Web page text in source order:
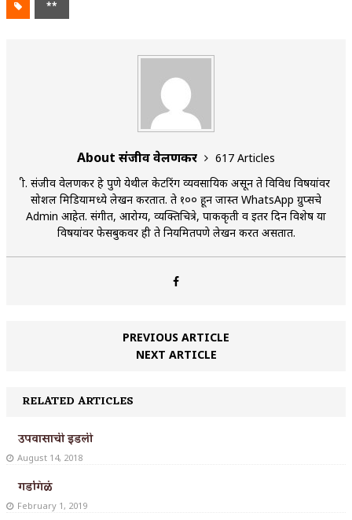
**
About संजीव वेलणकर
617 Articles
श्री. संजीव वेलणकर हे पुणे येथील केटरिंग व्यवसायिक असून ते विविध विषयांवर
सोशल मिडियामध्ये लेखन करतात. ते १०० हून जास्त WhatsApp ग्रुप्सचे
Admin आहेत. संगीत, आरोग्य, व्यक्तिचित्रे, पाककृती व इतर दिन विशेष या
विषयांवर फेसबुकवर ही ते नियमितपणे लेखन करत असतात.
PREVIOUS ARTICLE
NEXT ARTICLE
RELATED ARTICLES
उपवासाची इडली
August 14, 2018
गडगिळं
February 1, 2019